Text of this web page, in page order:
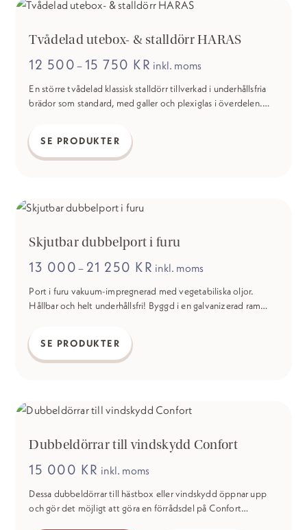
varianter.
alternativen
kan
väljas
Tvådelad utebox- & stalldörr HARAS
12 500– 15 750 KR Prisintervall:
12
500 kr
till
15
inkl. moms
En större tvådelad klassisk stalldörr tillverkad i underhållsfria
brädor som standard, med galler och plexiglas i överdelen.
varmgalvaniserade stålprofiler som standard. Vår tvådelade
stalldörr finns som vänster respektive högerhängd, bilden visar
vänsterhängd. Karmyttermått: 1360 x 2350mm.
SE PRODUKTER
varianter.
alternativen
kan
väljas
Skjutbar dubbelport i furu
13 000– 21 250 KR Prisintervall:
13
000 kr
till
21
inkl. moms
Port i furu vakuum-impregnerad med vegetabiliska oljor.
Hållbar och helt underhållsfri! Byggd i en galvanizerad ram
SE PRODUKTER
varianter.
De
alternativen
kan
väljas
Dubbeldörrar till vindskydd Confort
15 000 KR inkl. moms
Dessa dubbeldörrar till hästbox eller vindskydd öppnar upp
och gör det möjligt att göra en förrådsdel på Confort